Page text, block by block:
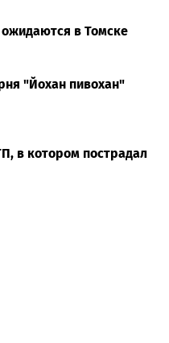
в Томске
"Йохан пивохан"
в котором пострадал